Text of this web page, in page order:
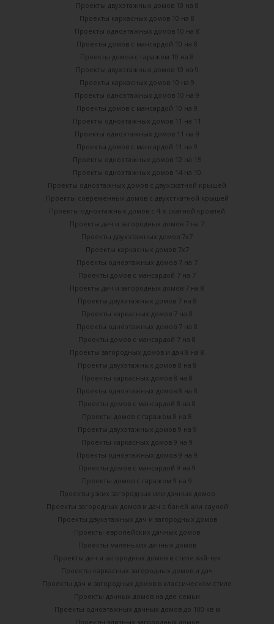
Проекты двухэтажных домов 10 на 8
Проекты каркасных домов 10 на 8
Проекты одноэтажных домов 10 на 8
Проекты домов с мансардой 10 на 8
Проекты домов с гаражом 10 на 8
Проекты двухэтажных домов 10 на 9
Проекты каркасных домов 10 на 9
Проекты одноэтажных домов 10 на 9
Проекты домов с мансардой 10 на 9
Проекты одноэтажных домов 11 на 11
Проекты одноэтажных домов 11 на 9
Проекты домов с мансардой 11 на 9
Проекты одноэтажных домов 12 на 15
Проекты одноэтажных домов 14 на 10
Проекты одноэтажных домов с двухскатной крышей
Проекты современных домов с двухсткатной крышей
Проекты одноэтажных домов с 4-х скатной кровлей
Проекты дач и загородных домов 7 на 7
Проекты двухэтажных домов 7х7
Проекты каркасных домов 7х7
Проекты одноэтажных домов 7 на 7
Проекты домов с мансардой 7 на 7
Проекты дач и загородных домов 7 на 8
Проекты двухэтажных домов 7 на 8
Проекты каркасных домов 7 на 8
Проекты одноэтажных домов 7 на 8
Проекты домов с мансардой 7 на 8
Проекты загородных домов и дач 8 на 8
Проекты двухэтажных домов 8 на 8
Проекты каркасных домов 8 на 8
Проекты одноэтажных домов 8 на 8
Проекты домов с мансардой 8 на 8
Проекты домов с гаражом 8 на 8
Проекты двухэтажных домов 9 на 9
Проекты каркасных домов 9 на 9
Проекты одноэтажных домов 9 на 9
Проекты домов с мансардой 9 на 9
Проекты домов с гаражом 9 на 9
Проекты узких загородных или дачных домов
Проекты загородных домов и дач с баней или сауной
Проекты двухэтажных дач и загородных домов
Проекты европейских дачных домов
Проекты маленьких дачных домов
Проекты дач и загородных домов в стиле хай-тек
Проекты каркасных загородных домов и дач
Проекты дач и загородных домов в классическом стиле
Проекты дачных домов на две семьи
Проекты одноэтажных дачных домов до 100 кв м
Проекты элитных загородных домов